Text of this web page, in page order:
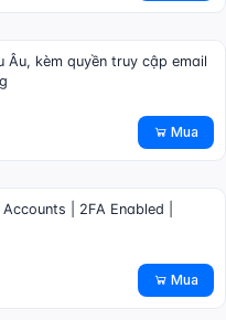
Âu, kèm quyền truy cập email
Mua
| 2FA Enabled |
Mua